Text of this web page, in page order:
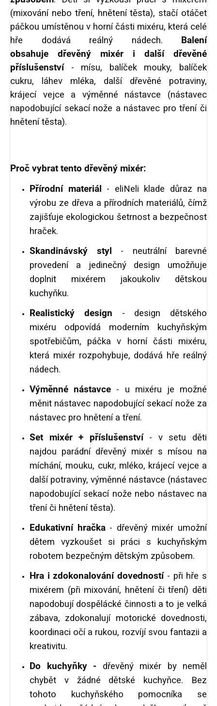
(mixování nebo tření, hnětení těsta), stačí otáčet
páčkou umístěnou v horní části mixéru, která celé
hře dodává reálný nádech. Balení
obsahuje dřevěný mixér i další dřevěné
příslušenství- mísu, balíček mouky, balíček
cukru, láhev mléka, další dřevěné potraviny,
krájecí vejce a výměnné nástavce (nástavec
napodobující sekací nože a nástavec pro tření či
hnětení těsta).
Proč vybrat tento dřevěný mixér:
Přírodní materiál - eliNeli klade důraz na
výrobu ze dřeva a přírodních materiálů, čímž
zajišťuje ekologickou šetrnost a bezpečnost
hraček.
Skandinávský styl - neutrální barevné
provedení a jedinečný design umožňuje
doplnit mixérem jakoukoliv dětskou
kuchyňku.
Realistický design - design dětského
mixéru odpovídá moderním kuchyňským
spotřebičům, páčka v horní části mixéru,
která mixér rozpohybuje, dodává hře reálný
nádech.
Výměnné nástavce - u mixéru je možné
měnit nástavec napodobující sekací nože za
nástavec pro hnětení a tření.
Set mixér + příslušenství - v setu děti
najdou parádní dřevěný mixér s mísou na
míchání, mouku, cukr, mléko, krájecí vejce a
další potraviny, výměnné nástavce (nástavec
napodobující sekací nože nebo nástavec na
tření či hnětení těsta).
Edukativní hračka - dřevěný mixér umožní
dětem vyzkoušet si práci s kuchyňským
robotem bezpečným dětským způsobem.
Hra i zdokonalování dovedností- při hře s
mixérem (při mixování, hnětení či tření) děti
napodobují dospělácké činnosti a to je velká
zábava, zdokonalují motorické dovednosti,
koordinaci očí a rukou, rozvíjí svou fantazii a
kreativitu.
Do kuchyňky - dřevěný mixér by neměl
chybět v žádné dětské kuchyňce. Bez
tohoto kuchyňského pomocníka se